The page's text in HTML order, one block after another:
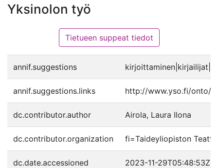
Yksinolon työ
Tietueen suppeat tiedot
annif.suggestions
annif.suggestions.links http://www.yso.fi/onto/
dc.contributor.author Airola, Laura Ilona
dc.contributor.organization fi=Taideyliopiston
dc.date.accessioned 2023-11-29T05:48:53Z